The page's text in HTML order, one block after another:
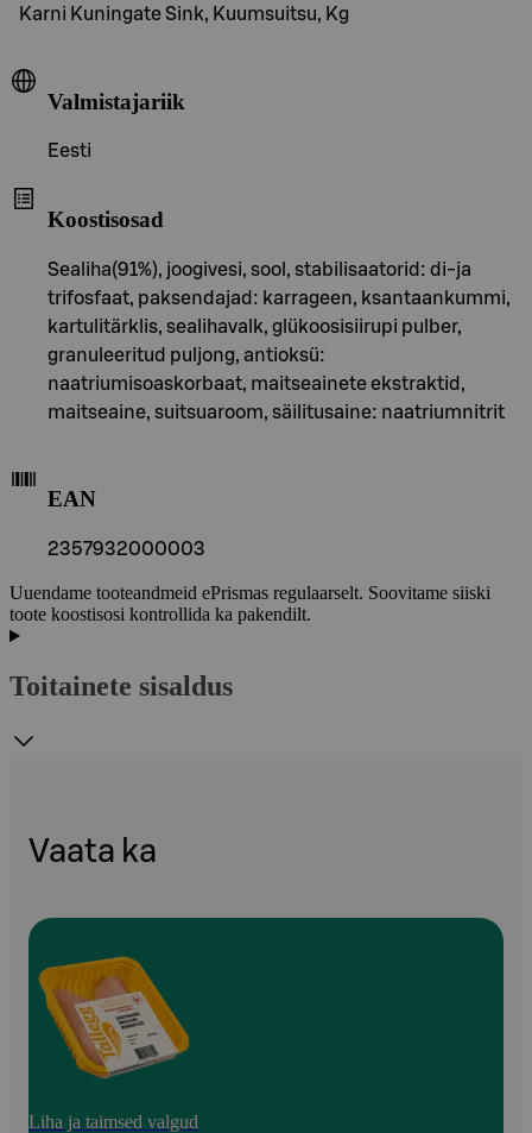
Karni Kuningate Sink, Kuumsuitsu, Kg
Valmistajariik
Eesti
Koostisosad
Sealiha(91%), joogivesi, sool, stabilisaatorid: di-ja
trifosfaat, paksendajad: karrageen, ksantaankummi,
kartulitärklis, sealihavalk, glükoosisiirupi pulber,
granuleeritud puljong, antioksü:
naatriumisoaskorbaat, maitseainete ekstraktid,
maitseaine, suitsuaroom, säilitusaine: naatriumnitrit
EAN
2357932000003
Uuendame tooteandmeid ePrismas regulaarselt. Soovitame siiski
toote koostisosi kontrollida ka pakendilt.
Toitainete sisaldus
Vaata ka
Liha ja taimsed valgud